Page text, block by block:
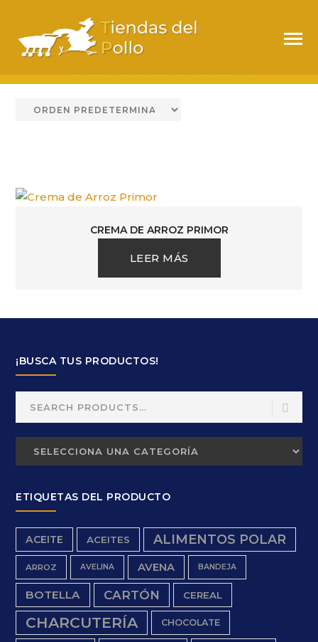
PRIMOR
VENEZUELA
CREMA DE ARROZ PRIMOR
LEER MÁS
¡BUSCA TUS PRODUCTOS!
ETIQUETAS DEL PRODUCTO
ACEITE ACEITES ALIMENTOS POLAR
ARROZ AVELINA AVENA BANDEJA
BOTELLA CARTÓN CEREAL
CHARCUTERÍA CHOCOLATE